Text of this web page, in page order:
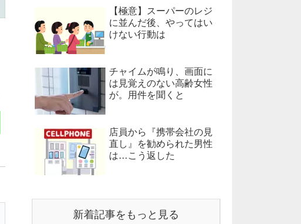
【極意】スーパーのレジ
に並んだ後、やってはい
けない行動は
チャイムが鳴り、画面に
は見覚えのない高齢女性
が。用件を聞くと
店員から『携帯会社の見
直し』を勧められた男性
は…こう返した
新着記事をもっと見る